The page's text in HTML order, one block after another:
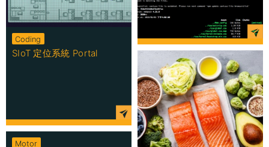
Coding
SIoT 定位系統 Portal
Motor